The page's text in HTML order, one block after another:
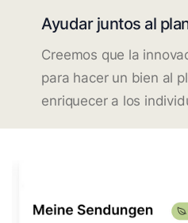
Ayudar juntos al
Creemos que la
para hacer un bien al
enriquecer a los